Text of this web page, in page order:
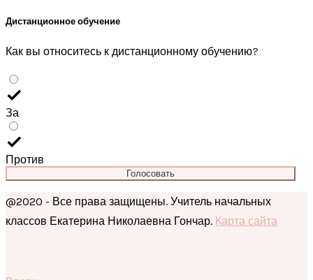
Дистанционное обучение
Как вы относитесь к дистанционному обучению?
За
Против
Голосовать
@2020 - Все права защищены. Учитель начальных
классов Екатерина Николаевна Гончар. Карта сайта